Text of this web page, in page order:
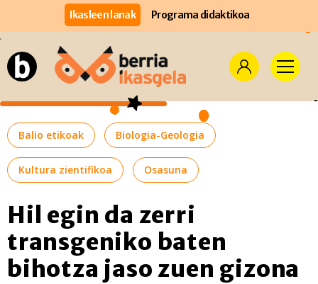
Ikasleen lanak Programa didaktikoa
Balio etikoak Biologia-Geologia
Kultura zientifikoa Osasuna
Hil egin da zerri
transgeniko baten
bihotza jaso zuen gizona